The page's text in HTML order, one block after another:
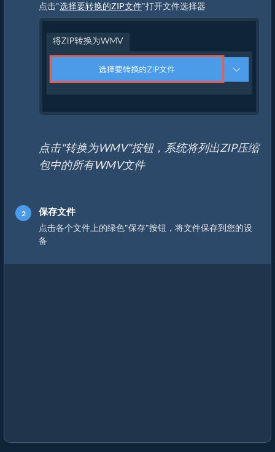
点击"选择要转换的ZIP文件"打开文件选择器
点击"转换为WMV"按钮，系统将列出ZIP压缩
包中的所有WMV文件
保存文件
点击各个文件上的绿色"保存"按钮，将文件保存到您的设
备